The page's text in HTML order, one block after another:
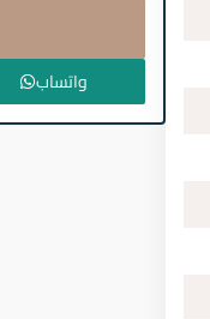
واتساب